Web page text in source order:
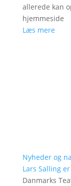
allerede kan
hjemmeside
Læs mere
Nyheder og
Lars Salling
Danmarks